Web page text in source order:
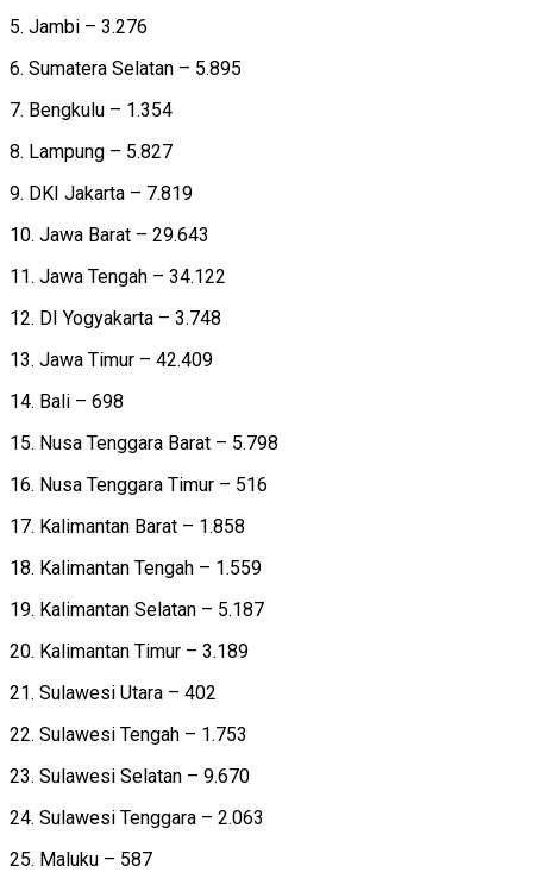
5. Jambi – 3.276
6. Sumatera Selatan – 5.895
7. Bengkulu – 1.354
8. Lampung – 5.827
9. DKI Jakarta – 7.819
10. Jawa Barat – 29.643
11. Jawa Tengah – 34.122
12. DI Yogyakarta – 3.748
13. Jawa Timur – 42.409
14. Bali – 698
15. Nusa Tenggara Barat – 5.798
16. Nusa Tenggara Timur – 516
17. Kalimantan Barat – 1.858
18. Kalimantan Tengah – 1.559
19. Kalimantan Selatan – 5.187
20. Kalimantan Timur – 3.189
21. Sulawesi Utara – 402
22. Sulawesi Tengah – 1.753
23. Sulawesi Selatan – 9.670
24. Sulawesi Tenggara – 2.063
25. Maluku – 587